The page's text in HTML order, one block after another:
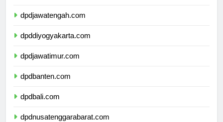
dpdjawatengah.com
dpddiyogyakarta.com
dpdjawatimur.com
dpdbanten.com
dpdbali.com
dpdnusatenggarabarat.com